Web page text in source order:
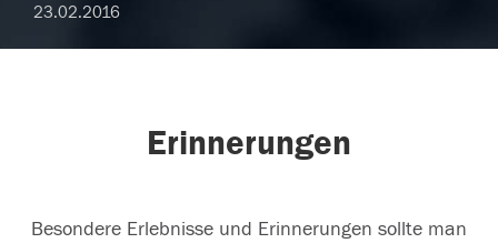
23.02.2016
Erinnerungen
Besondere Erlebnisse und Erinnerungen sollte man